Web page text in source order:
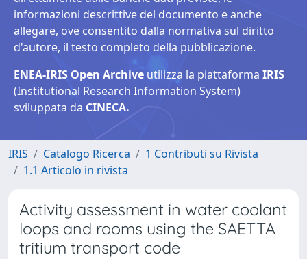
informazioni descrittive del documento e anche
allegare, ove consentito dalla normativa sul diritto
d'autore, il testo completo della pubblicazione.
ENEA-IRIS Open Archive utilizza la piattaforma IRIS
(Institutional Research Information System)
sviluppata da CINECA.
IRIS Catalogo Ricerca
1 Contributi su Rivista
1.1 Articolo in rivista
Activity assessment in water coolant
loops and rooms using the SAETTA
tritium transport code